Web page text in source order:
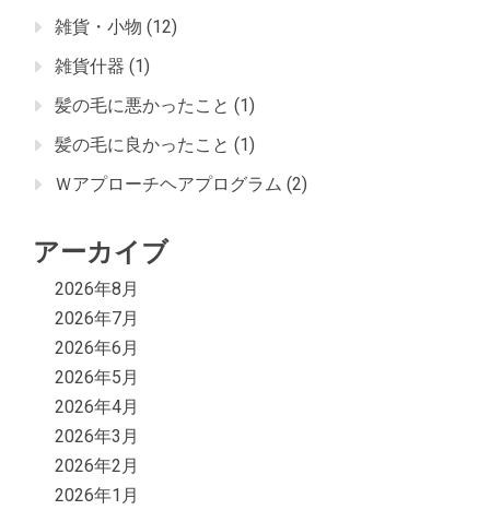
雑貨・小物 (12)
雑貨什器 (1)
髪の毛に悪かったこと (1)
髪の毛に良かったこと (1)
Ｗアプローチヘアプログラム (2)
アーカイブ
2026年8月
2026年7月
2026年6月
2026年5月
2026年4月
2026年3月
2026年2月
2026年1月